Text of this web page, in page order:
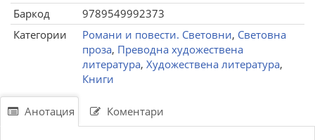
Баркод
9789549992373
Категории
Романи и повести. Световни, Световна
проза, Преводна художествена
литература, Художествена литература,
Книги
Анотация Коментари